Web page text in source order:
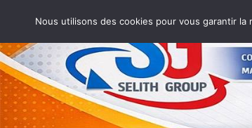
Nous utilisons des cookies pour vous garantir